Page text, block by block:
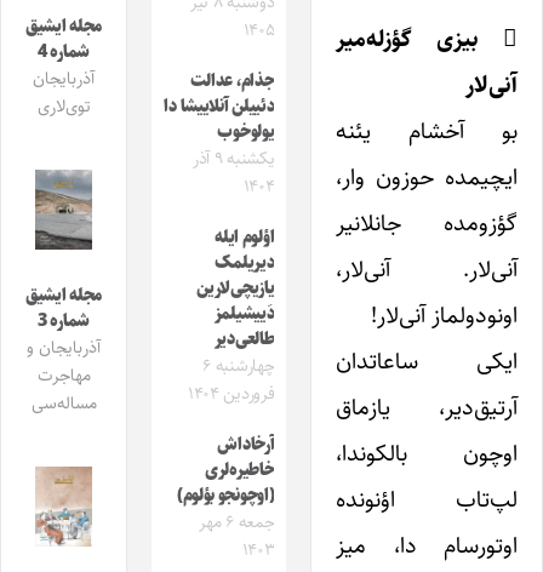

بیزی گؤزله‌میر
آنی‌لار
بو آخشام یئنه
ایچیمده حوزون وار،
گؤزومده جانلانیر
آنی‌لار. آنی‌لار،
اونودولماز آنی‌لار!
ایکی ساعاتدان
آرتیق‌دیر، یازماق
اوچون بالکوندا،
لپ‌تاب اؤنونده‌
اوتورسام دا، میز
۱۴۰۵
جذام، عدالت
دئییلن آنلاییشا دا
یولوخوب
یکشنبه ۹ آذر
۱۴۰۴
اؤلوم ایله
دیریلمک
یازیچی‌لارین
دَییشیلمز
طالعی‌دیر
چهارشنبه ۶
فروردین ۱۴۰۴
آرخاداش
خاطیره‌لری
(اوچونجو بؤلوم)
جمعه ۶ مهر
۱۴۰۳
مجله ایشیق
شماره 4
آذربایجان
توی‌لاری
مجله ایشیق
شماره 3
آذربایجان و
مهاجرت
مساله‌سی